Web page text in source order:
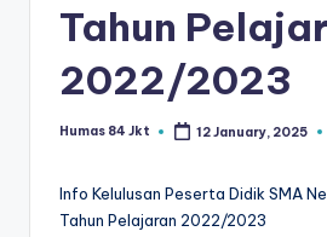
Tahun
2022/2023
Posted
Humas 84 Jkt 12 January, 2025
Info Kelulusan Peserta Didik SMA
Tahun Pelajaran 2022/2023